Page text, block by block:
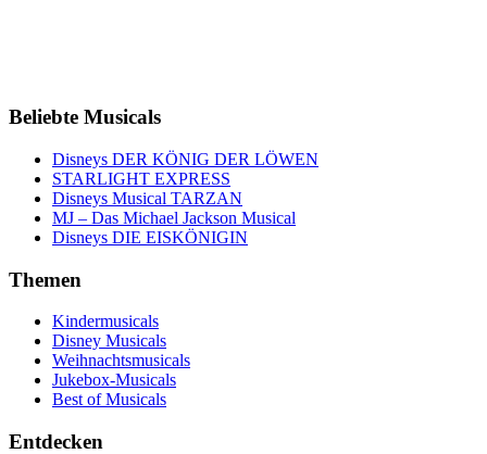
Beliebte Musicals
Disneys DER KÖNIG DER LÖWEN
STARLIGHT EXPRESS
Disneys Musical TARZAN
MJ – Das Michael Jackson Musical
Disneys DIE EISKÖNIGIN
Themen
Kindermusicals
Disney Musicals
Weihnachtsmusicals
Jukebox-Musicals
Best of Musicals
Entdecken